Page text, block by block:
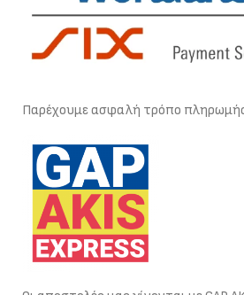
Παρέχουμε ασφαλή τρόπο